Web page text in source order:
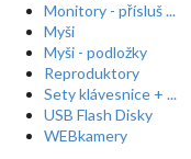
Monitory - přísluš ...
Myši
Myši - podložky
Reproduktory
Sety klávesnice + ...
USB Flash Disky
WEBkamery